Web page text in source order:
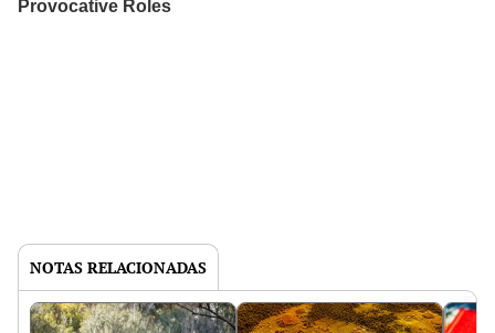
NOTAS RELACIONADAS